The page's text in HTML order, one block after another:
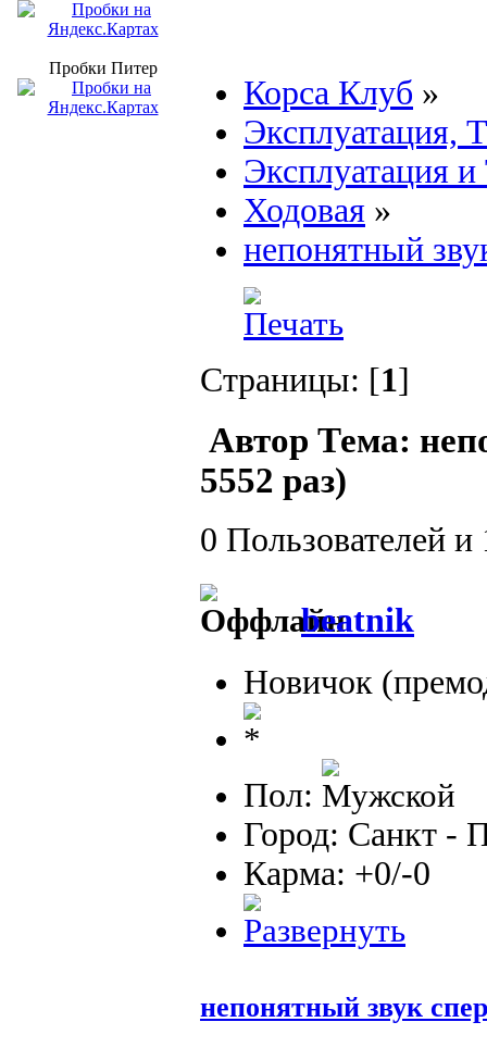
Пробки Питер
Корса Клуб »
Эксплуатация,
Эксплуатация
Ходовая »
непонятный
Страницы: [1]
Автор Тема:
5552 раз)
0 Пользователей
beatnik
Новичок
Пол:
Город: Санкт -
Карма: +0/-0
непонятный звук